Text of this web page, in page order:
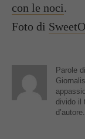
con le noci.
Foto di
Parole di
divido il
d’autore.